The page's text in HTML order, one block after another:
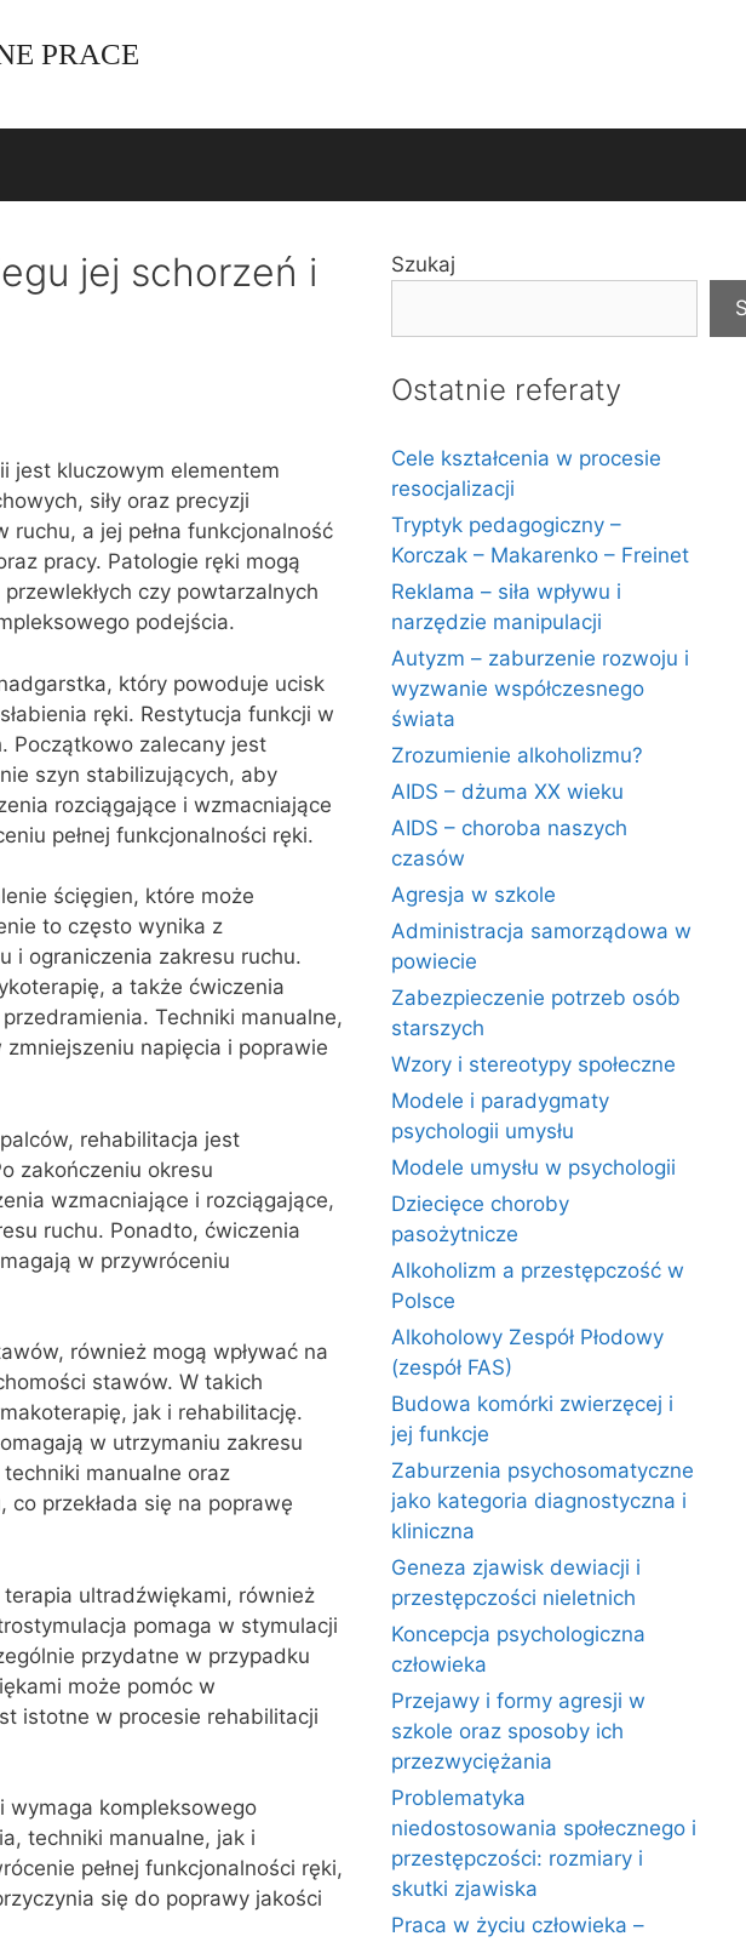
PRACE
jej schorzeń i
jest kluczowym elementem
siły oraz precyzji
a jej pełna funkcjonalność
pracy. Patologie ręki mogą
czy powtarzalnych
podejścia.
który powoduje ucisk
ręki. Restytucja funkcji w
Początkowo zalecany jest
szyn stabilizujących, aby
rozciągające i wzmacniające
pełnej funkcjonalności ręki.
ścięgien, które może
to często wynika z
i ograniczenia zakresu ruchu.
a także ćwiczenia
Techniki manualne,
napięcia i poprawie
rehabilitacja jest
zakończeniu okresu
wzmacniające i rozciągające,
ruchu. Ponadto, ćwiczenia
w przywróceniu
również mogą wpływać na
stawów. W takich
jak i rehabilitację.
w utrzymaniu zakresu
manualne oraz
przekłada się na poprawę
ultradźwiękami, również
pomaga w stymulacji
przydatne w przypadku
może pomóc w
istotne w procesie rehabilitacji
wymaga kompleksowego
techniki manualne, jak i
pełnej funkcjonalności ręki,
się do poprawy jakości
Szukaj
Ostatnie referaty
Cele kształcenia w procesie
resocjalizacji
Tryptyk pedagogiczny –
Korczak – Makarenko – Freinet
Reklama – siła wpływu i
narzędzie manipulacji
Autyzm – zaburzenie rozwoju i
wyzwanie współczesnego
świata
Zrozumienie alkoholizmu?
AIDS – dżuma XX wieku
AIDS – choroba naszych
czasów
Agresja w szkole
Administracja samorządowa w
powiecie
Zabezpieczenie potrzeb osób
starszych
Wzory i stereotypy społeczne
Modele i paradygmaty
psychologii umysłu
Modele umysłu w psychologii
Dziecięce choroby
pasożytnicze
Alkoholizm a przestępczość w
Polsce
Alkoholowy Zespół Płodowy
(zespół FAS)
Budowa komórki zwierzęcej i
jej funkcje
Zaburzenia psychosomatyczne
jako kategoria diagnostyczna i
kliniczna
Geneza zjawisk dewiacji i
przestępczości nieletnich
Koncepcja psychologiczna
człowieka
Przejawy i formy agresji w
szkole oraz sposoby ich
przezwyciężania
Problematyka
niedostosowania społecznego i
przestępczości: rozmiary i
skutki zjawiska
Praca w życiu człowieka –